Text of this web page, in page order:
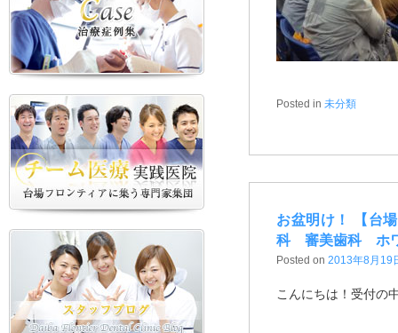
Posted in 未分類
お盆明け！ 【台
科 審美歯科 ホ
Posted on 2013年8月19
こんにちは！受付の